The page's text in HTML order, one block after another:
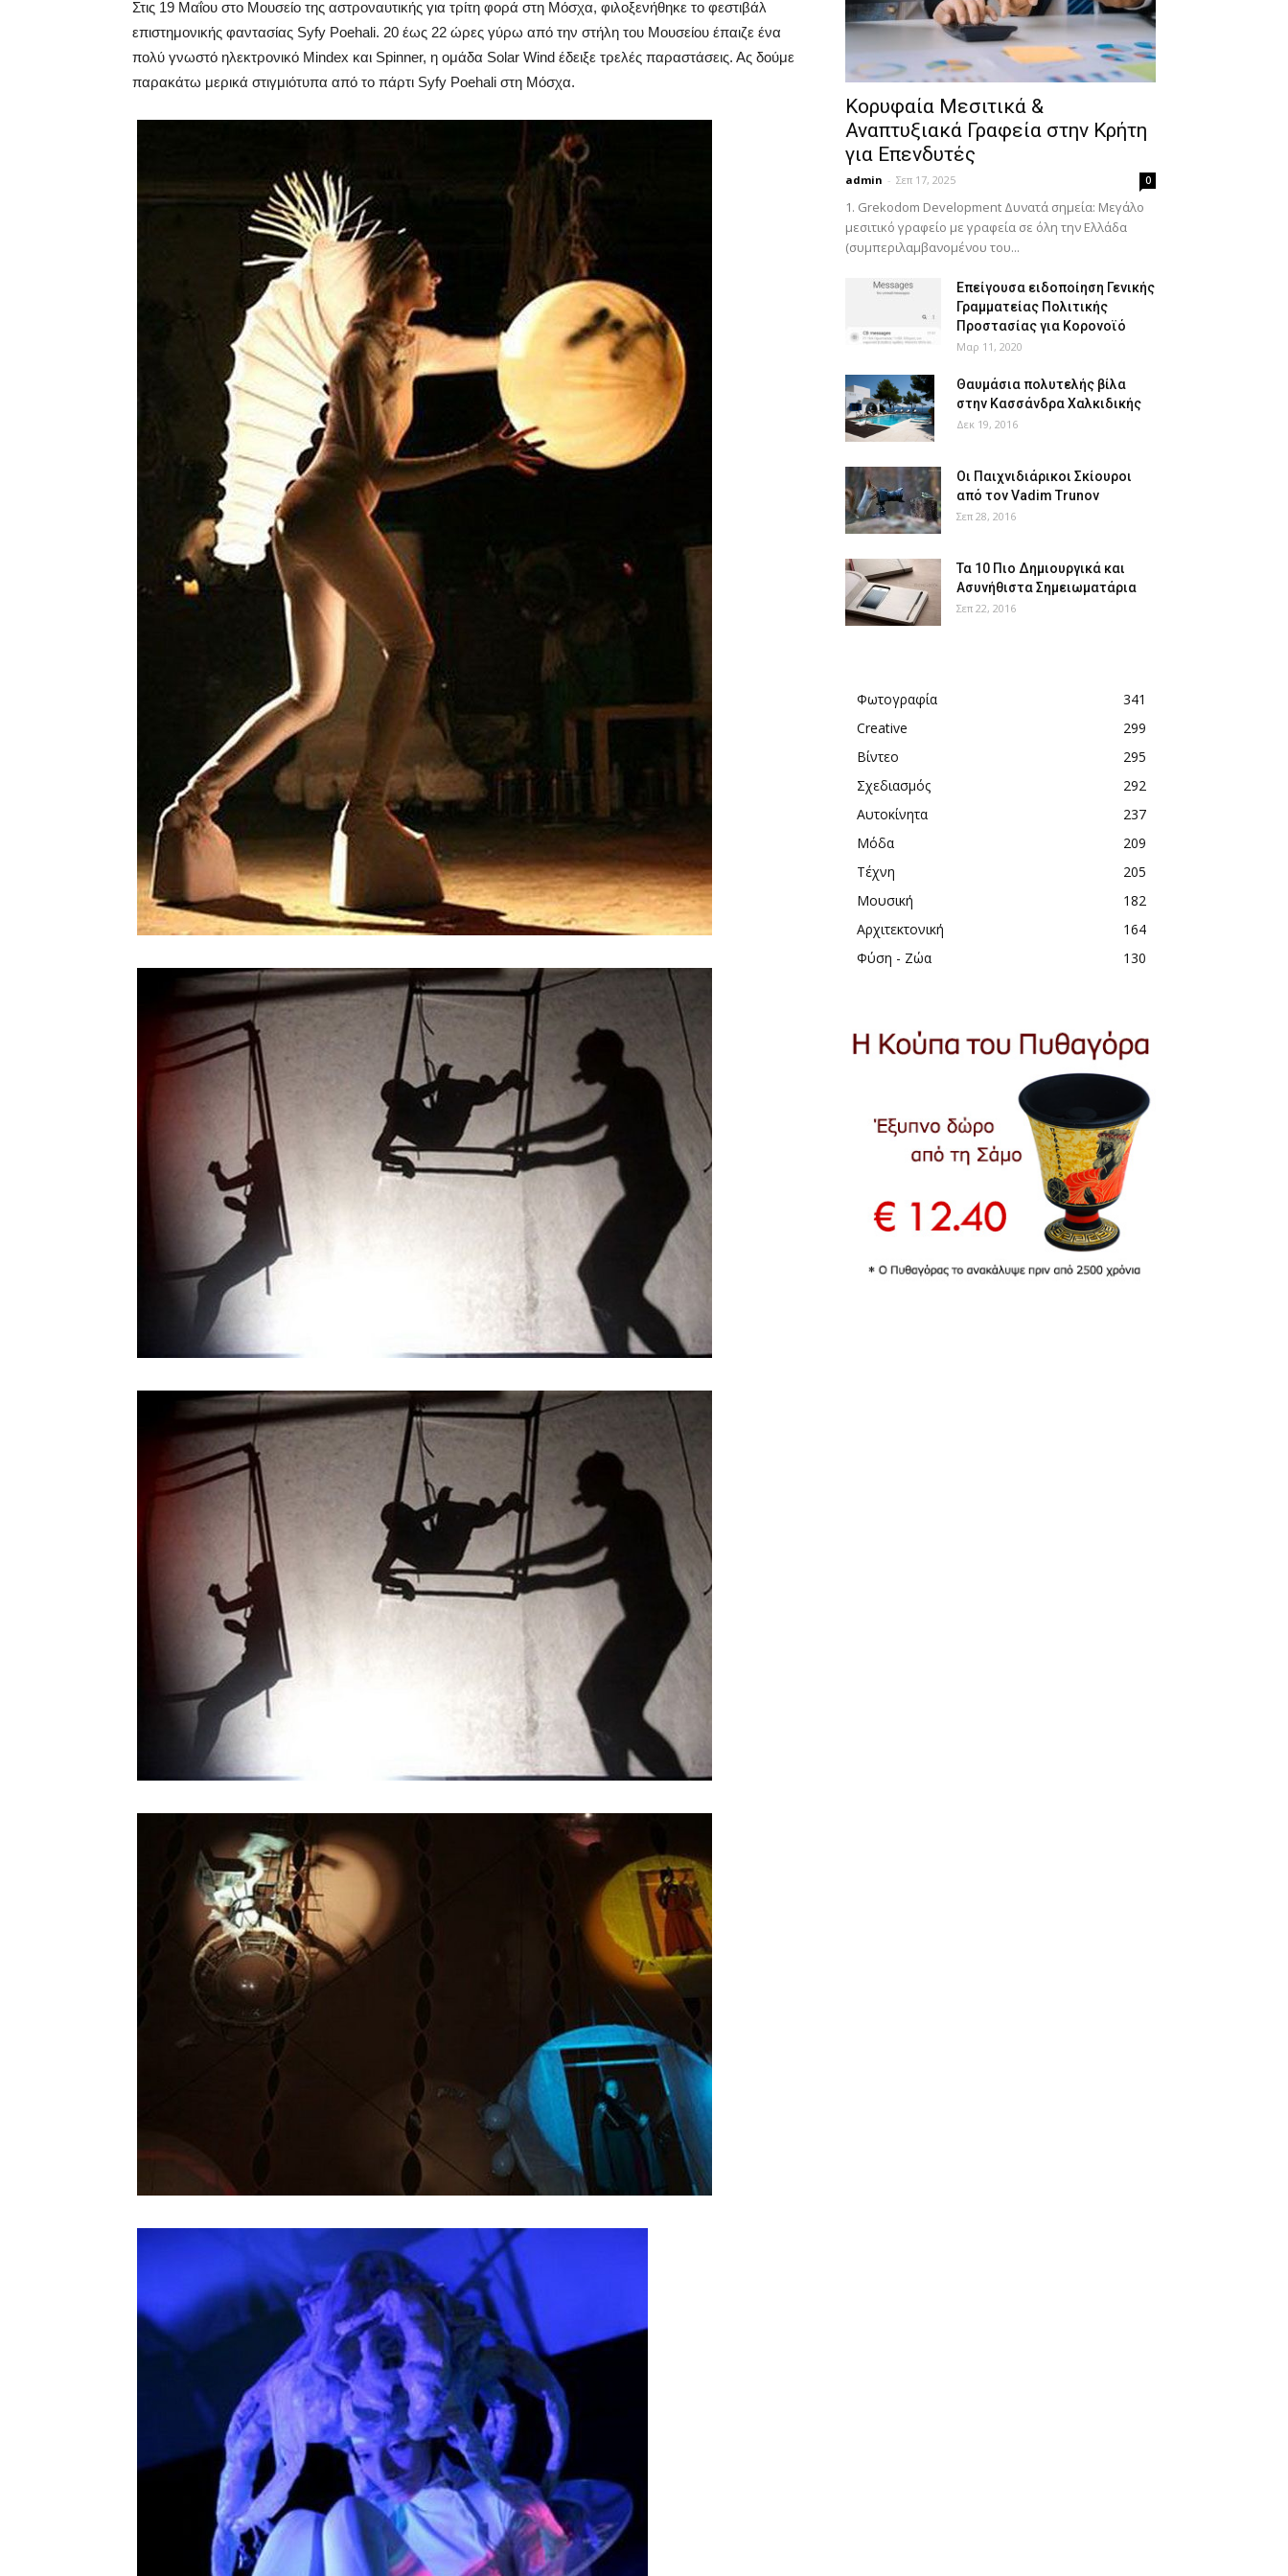
Στις 19 Μαΐου στο Μουσείο της αστροναυτικής για τρίτη φορά στη Μόσχα, φιλοξενήθηκε το φεστιβάλ
επιστημονικής φαντασίας Syfy Poehali. 20 έως 22 ώρες γύρω από την στήλη του Μουσείου έπαιζε ένα
πολύ γνωστό ηλεκτρονικό Mindex και Spinner, η ομάδα Solar Wind έδειξε τρελές παραστάσεις. Ας δούμε
παρακάτω μερικά στιγμιότυπα από το πάρτι Syfy Poehali στη Μόσχα.
Κορυφαία Μεσιτικά &
Αναπτυξιακά Γραφεία στην Κρήτη
για Επενδυτές
admin - Σεπ 17, 2025 0
1. Grekodom Development Δυνατά σημεία: Μεγάλο
μεσιτικό γραφείο με γραφεία σε όλη την Ελλάδα
(συμπεριλαμβανομένου του...
Επείγουσα ειδοποίηση Γενικής
Γραμματείας Πολιτικής
Προστασίας για Κορονοϊό
Μαρ 11, 2020
Θαυμάσια πολυτελής βίλα
στην Κασσάνδρα Χαλκιδικής
Δεκ 19, 2016
Οι Παιχνιδιάρικοι Σκίουροι
από τον Vadim Trunov
Σεπ 28, 2016
Τα 10 Πιο Δημιουργικά και
Ασυνήθιστα Σημειωματάρια
Σεπ 22, 2016
Φωτογραφία
341
Creative
299
Βίντεο
295
Σχεδιασμός
292
Αυτοκίνητα
237
Μόδα
209
Τέχνη
205
Μουσική
182
Αρχιτεκτονική
164
Φύση - Ζώα
130